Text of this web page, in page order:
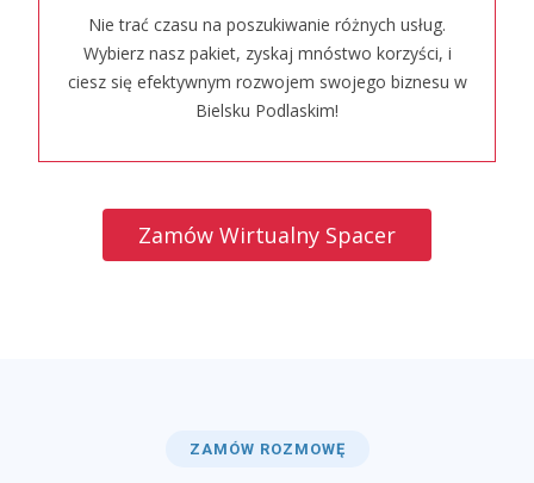
Nie trać czasu na poszukiwanie różnych usług.
Wybierz nasz pakiet, zyskaj mnóstwo korzyści, i
ciesz się efektywnym rozwojem swojego biznesu w
Bielsku Podlaskim!
Zamów Wirtualny Spacer
ZAMÓW ROZMOWĘ